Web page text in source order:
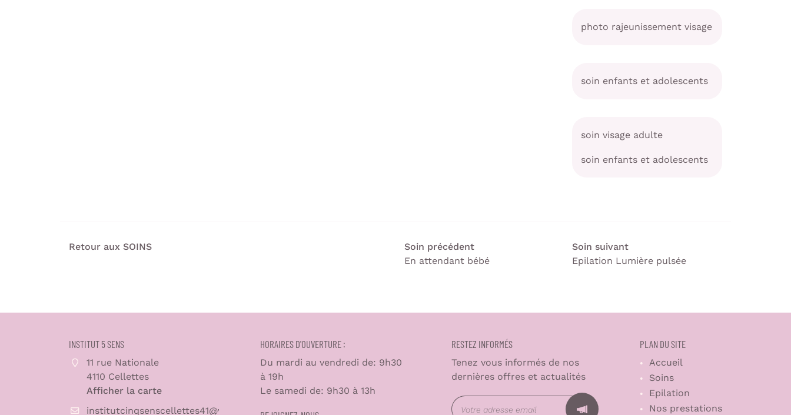
photo rajeunissement visage
soin enfants et adolescents
soin visage adulte
soin enfants et adolescents
Retour aux SOINS
Soin précédent
En attendant bébé
Soin suivant
Epilation Lumière pulsée
INSTITUT 5 SENS
11 rue Nationale
4110 Cellettes
Afficher la carte
HORAIRES D'OUVERTURE :
Du mardi au vendredi de: 9h30
à 19h
Le samedi de: 9h30 à 13h
RESTEZ INFORMÉS
Tenez vous informés de nos
dernières offres et actualités
PLAN DU SITE
Accueil
Soins
Epilation
Nos prestations